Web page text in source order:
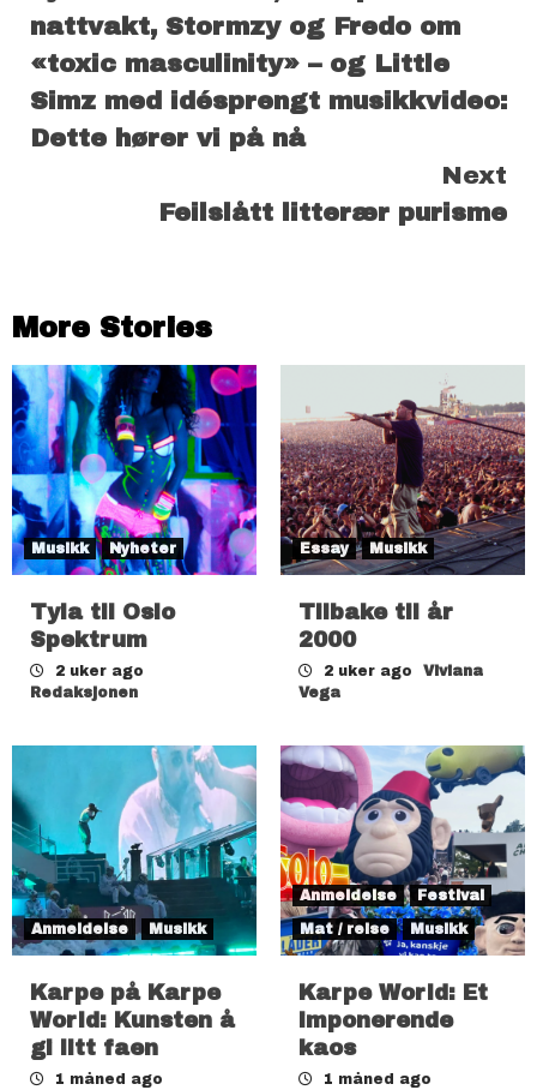
nattvakt, Stormzy og Fredo om
«toxic masculinity» – og Little
Simz med idésprengt musikkvideo:
Dette hører vi på nå
Next
Feilslått litterær purisme
More Stories
Musikk Nyheter
Tyla til Oslo
Spektrum
2 uker ago
Redaksjonen
Essay Musikk
Tilbake til år
2000
2 uker ago
Viviana
Vega
Anmeldelse Musikk
Karpe på Karpe
World: Kunsten å
gi litt faen
1 måned ago
Anmeldelse
Festival
Mat / reise
Musikk
Karpe World: Et
imponerende
kaos
1 måned ago